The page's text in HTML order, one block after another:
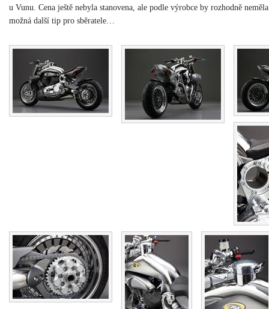
u Vunu. Cena ještě nebyla stanovena, ale podle výrobce by rozhodně
možná další tip pro sběratele…